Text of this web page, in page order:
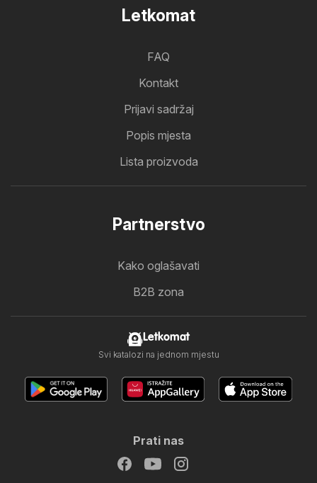
Letkomat
FAQ
Kontakt
Prijavi sadržaj
Popis mjesta
Lista proizvoda
Partnerstvo
Kako oglašavati
B2B zona
Letkomat
Svi katalozi na jednom mjestu
Prati nas